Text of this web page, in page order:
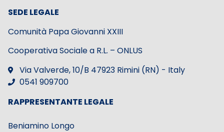
SEDE LEGALE
Comunità Papa Giovanni XXIII
Cooperativa Sociale a R.L. – ONLUS
Via Valverde, 10/B 47923 Rimini (RN) - Italy
0541 909700
RAPPRESENTANTE LEGALE
Beniamino Longo